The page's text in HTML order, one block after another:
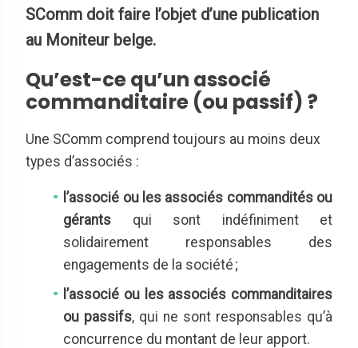
SComm doit faire l’objet d’une publication
au Moniteur belge.
Qu’est-ce qu’un associé
commanditaire (ou passif) ?
Une SComm comprend toujours au moins deux
types d’associés :
l’associé ou les associés commandités ou
gérants qui sont indéfiniment et
solidairement responsables des
engagements de la société ;
l’associé ou les associés commanditaires
ou passifs, qui ne sont responsables qu’à
concurrence du montant de leur apport.